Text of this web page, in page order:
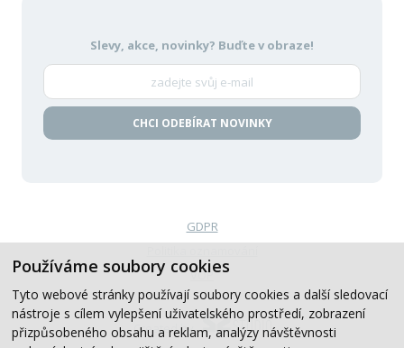
Používáme soubory cookies
Tyto webové stránky používají soubory cookies a další sledovací
nástroje s cílem vylepšení uživatelského prostředí, zobrazení
přizpůsobeného obsahu a reklam, analýzy návštěvnosti
Slevy, akce, novinky? Buďte v obraze!
CHCI ODEBÍRAT NOVINKY
GDPR
VOP
Created by